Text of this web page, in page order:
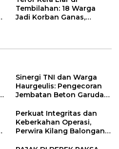
Tembilahan: 18 Warga
Jadi Korban Ganas,
Sinergi TNI dan Warga
Haurgeulis: Pengecoran
Jembatan Beton Garuda
Perkuat Integritas dan
Keberkahan Operasi,
Perwira Kilang Balongan